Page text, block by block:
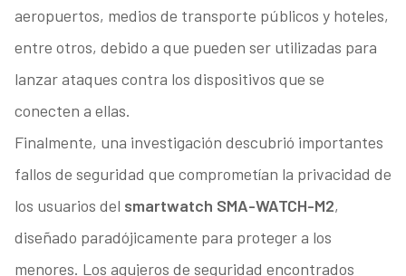
aeropuertos, medios de transporte públicos y hoteles,
entre otros, debido a que pueden ser utilizadas para
lanzar ataques contra los dispositivos que se
conecten a ellas.
Finalmente, una investigación descubrió importantes
fallos de seguridad que comprometían la privacidad de
los usuarios del smartwatch SMA-WATCH-M2,
diseñado paradójicamente para proteger a los
menores. Los agujeros de seguridad encontrados